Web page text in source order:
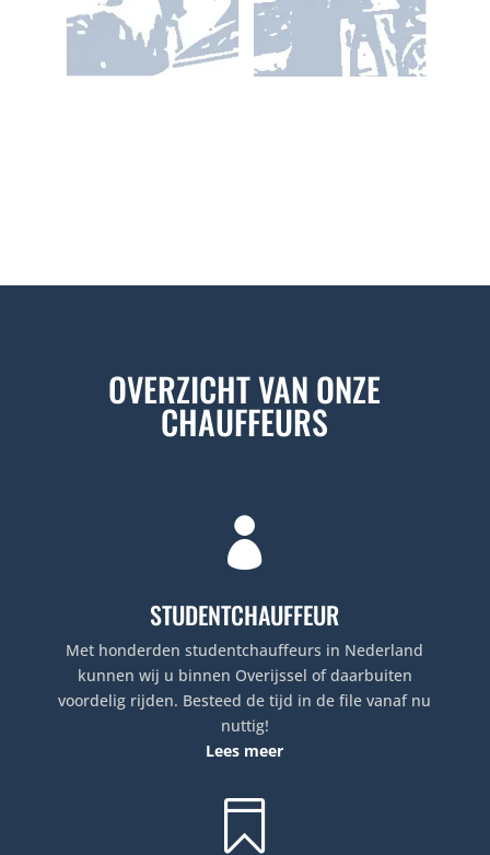
OVERZICHT VAN ONZE
CHAUFFEURS

STUDENTCHAUFFEUR
Met honderden studentchauffeurs in Nederland
kunnen wij u binnen Overijssel of daarbuiten
voordelig rijden. Besteed de tijd in de file vanaf nu
nuttig!
Lees meer
